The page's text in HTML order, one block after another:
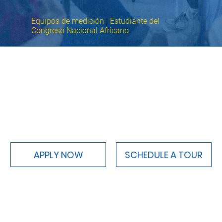
Equipos de medición | Estudiante del
Congreso Nacional Africano
APPLY NOW SCHEDULE A TOUR